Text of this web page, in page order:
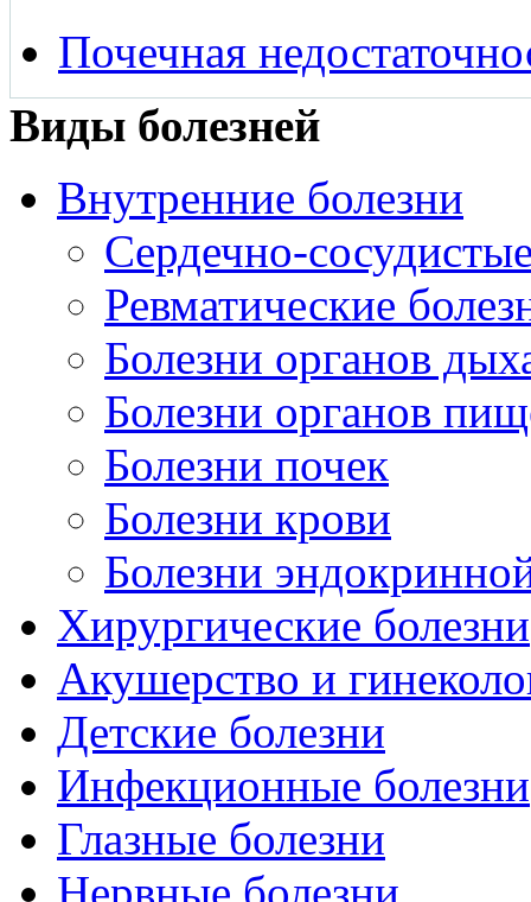
Почечная
Виды болезней
Внутренние болезни
Сердечно-
Ревматические
Болезни органов
Болезни органов
Болезни почек
Болезни крови
Болезни
Хирургические болезни
Акушерство и
Детские болезни
Инфекционные болезни
Глазные болезни
Нервные болезни